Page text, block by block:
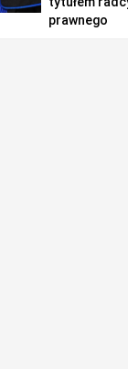
prawnego